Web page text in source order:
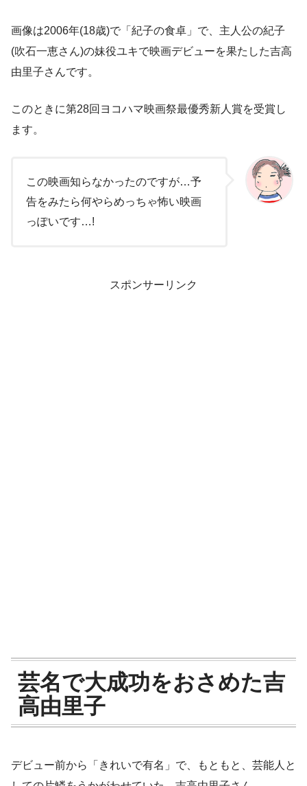
画像は2006年(18歳)で「紀子の食卓」で、主人公の紀子
(吹石一恵さん)の妹役ユキで映画デビューを果たした吉高
由里子さんです。
このときに第28回ヨコハマ映画祭最優秀新人賞を受賞し
ます。
この映画知らなかったのですが…予
告をみたら何やらめっちゃ怖い映画
っぽいです…!
スポンサーリンク
芸名で大成功をおさめた吉
高由里子
デビュー前から「きれいで有名」で、もともと、芸能人と